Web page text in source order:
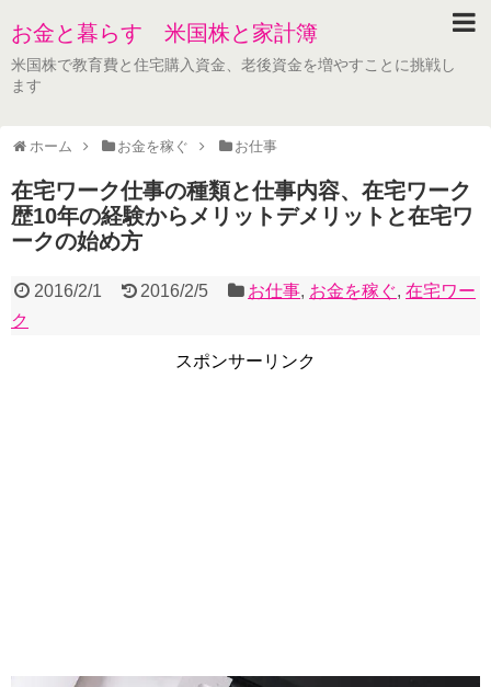
お金と暮らす 米国株と家計簿
米国株で教育費と住宅購入資金、老後資金を増やすことに挑戦し
ます
ホーム お金を稼ぐ お仕事
在宅ワーク仕事の種類と仕事内容、在宅ワーク
歴10年の経験からメリットデメリットと在宅ワ
ークの始め方
2016/2/1 2016/2/5 お仕事, お金を稼ぐ,在宅ワー
ク
スポンサーリンク